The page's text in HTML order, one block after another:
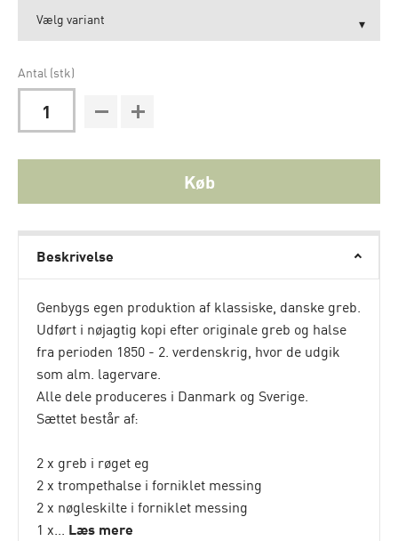
Antal (stk)
Køb
Beskrivelse
Genbygs egen produktion af klassiske, danske greb.
Udført i nøjagtig kopi efter originale greb og halse
fra perioden 1850 - 2. verdenskrig, hvor de udgik
som alm. lagervare.
Alle dele produceres i Danmark og Sverige.
Sættet består af:
2 x greb i røget eg
2 x trompethalse i forniklet messing
2 x nøgleskilte i forniklet messing
1 x... Læs mere